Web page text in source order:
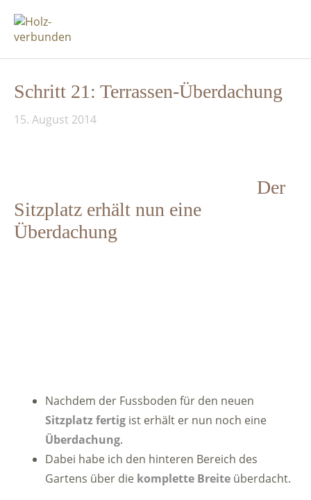
Schritt 21: Terrassen-Überdachung
15. August 2014
Der
Sitzplatz erhält nun eine
Überdachung
Nachdem der Fussboden für den neuen
Sitzplatz fertig ist erhält er nun noch eine
Überdachung.
Dabei habe ich den hinteren Bereich des
Gartens über die komplette Breite überdacht.